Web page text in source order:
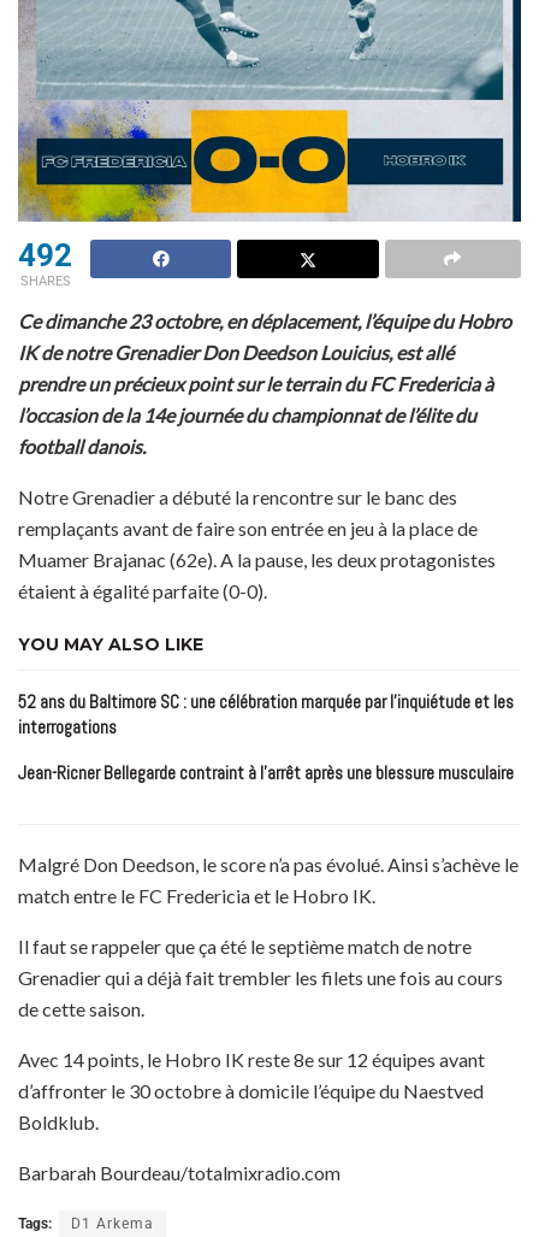
492
SHARES
Ce dimanche 23 octobre, en déplacement, l’équipe du Hobro
IK de notre Grenadier Don Deedson Louicius, est allé
prendre un précieux point sur le terrain du FC Fredericia à
l’occasion de la 14e journée du championnat de l’élite du
football danois.
Notre Grenadier a débuté la rencontre sur le banc des
remplaçants avant de faire son entrée en jeu à la place de
Muamer Brajanac (62e). A la pause, les deux protagonistes
étaient à égalité parfaite (0-0).
YOU MAY ALSO LIKE
52 ans du Baltimore SC : une célébration marquée par l’inquiétude et les
interrogations
Jean-Ricner Bellegarde contraint à l’arrêt après une blessure musculaire
Malgré Don Deedson, le score n’a pas évolué. Ainsi s’achève le
match entre le FC Fredericia et le Hobro IK.
Il faut se rappeler que ça été le septième match de notre
Grenadier qui a déjà fait trembler les filets une fois au cours
de cette saison.
Avec 14 points, le Hobro IK reste 8e sur 12 équipes avant
d’affronter le 30 octobre à domicile l’équipe du Naestved
Boldklub.
Barbarah Bourdeau/totalmixradio.com
Tags: D1 Arkema